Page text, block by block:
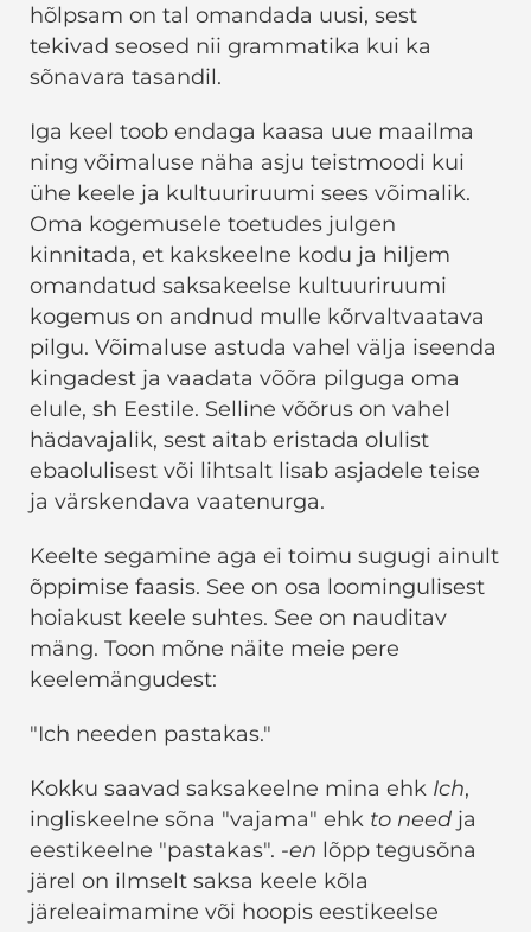
hõlpsam on tal omandada uusi, sest
tekivad seosed nii grammatika kui ka
sõnavara tasandil.
Iga keel toob endaga kaasa uue maailma
ning võimaluse näha asju teistmoodi kui
ühe keele ja kultuuriruumi sees võimalik.
Oma kogemusele toetudes julgen
kinnitada, et kakskeelne kodu ja hiljem
omandatud saksakeelse kultuuriruumi
kogemus on andnud mulle kõrvaltvaatava
pilgu. Võimaluse astuda vahel välja iseenda
kingadest ja vaadata võõra pilguga oma
elule, sh Eestile. Selline võõrus on vahel
hädavajalik, sest aitab eristada olulist
ebaolulisest või lihtsalt lisab asjadele teise
ja värskendava vaatenurga.
Keelte segamine aga ei toimu sugugi ainult
õppimise faasis. See on osa loomingulisest
hoiakust keele suhtes. See on nauditav
mäng. Toon mõne näite meie pere
keelemängudest:
"Ich needen pastakas."
Kokku saavad saksakeelne mina ehk Ich,
ingliskeelne sõna "vajama" ehk to need ja
eestikeelne "pastakas". -en lõpp tegusõna
järel on ilmselt saksa keele kõla
järeleaimamine või hoopis eestikeelse